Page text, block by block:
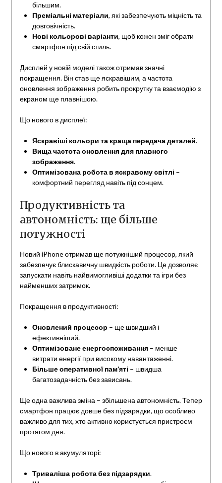
більшим.
Преміальні матеріали, які забезпечують міцність та
довговічність.
Нові кольорові варіанти, щоб кожен зміг обрати
смартфон під свій стиль.
Дисплей у новій моделі також отримав значні
покращення. Він став ще яскравішим, а частота
оновлення зображення робить прокрутку та взаємодію з
екраном ще плавнішою.
Що нового в дисплеї:
Яскравіші кольори та краща передача деталей.
Вища частота оновлення для плавного
зображення.
Оптимізована робота в яскравому світлі –
комфортний перегляд навіть під сонцем.
Продуктивність та
автономність: ще більше
потужності
Новий iPhone отримав ще потужніший процесор, який
забезпечує блискавичну швидкість роботи. Це дозволяє
запускати навіть найвимогливіші додатки та ігри без
найменших затримок.
Покращення в продуктивності:
Оновлений процесор – ще швидший і
ефективніший.
Оптимізоване енергоспоживання– менше
витрати енергії при високому навантаженні.
Більше оперативної пам’яті – швидша
багатозадачність без зависань.
Ще одна важлива зміна – збільшена автономність. Тепер
смартфон працює довше без підзарядки, що особливо
важливо для тих, хто активно користується пристроєм
протягом дня.
Що нового в акумуляторі:
Триваліша робота без підзарядки.